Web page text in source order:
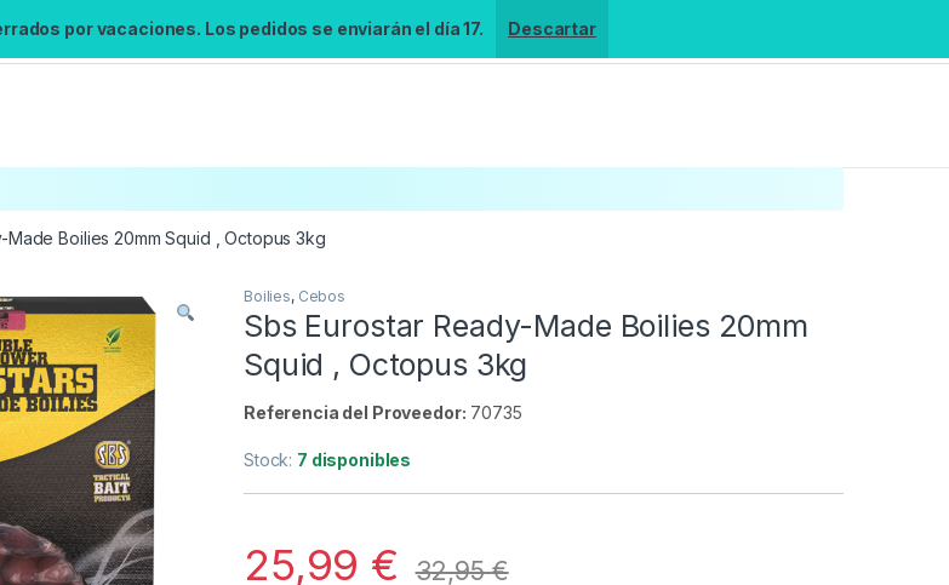
por vacaciones. Los pedidos se enviarán el día 17. Descartar
Búsqueda no disponible
pudo cargar el widget de búsqueda.
Inténtalo de nuevo.
Reintentar
Made Boilies 20mm Squid , Octopus 3kg
Boilies, Cebos
Sbs Eurostar Ready-Made Boilies 20mm
Squid , Octopus 3kg
Referencia del Proveedor: 70735
Stock: 7 disponibles
25,99 € 32,95€